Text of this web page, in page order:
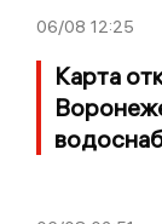
06/08 12:25
Карта